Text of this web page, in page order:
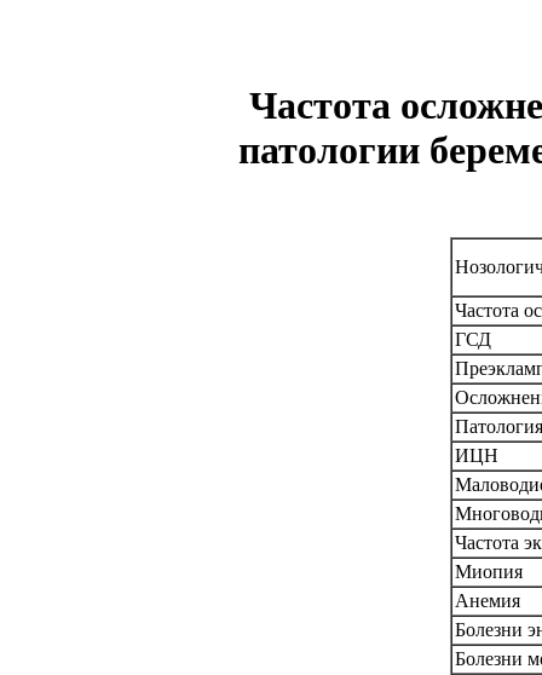
Частота
патологии
Частота
ГСД
ИЦН
Частота
Миопия
Анемия
Болезни
Болезни